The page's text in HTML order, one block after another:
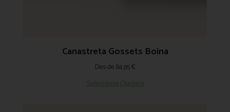
Canastreta Gossets Boina
Des de84,95€